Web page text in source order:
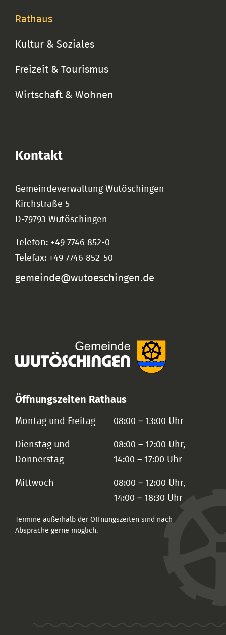
Rathaus
Kultur & Soziales
Freizeit & Tourismus
Wirtschaft & Wohnen
Kontakt
Gemeindeverwaltung Wutöschingen
Kirchstraße 5
D-79793 Wutöschingen
Telefon: +49 7746 852-0
Telefax: +49 7746 852-50
gemeinde@wutoeschingen.de
Öffnungszeiten Rathaus
Montag und Freitag 08:00 – 13:00 Uhr
Dienstag und
Donnerstag
08:00 – 12:00 Uhr,
14:00 – 17:00 Uhr
Mittwoch
08:00 – 12:00 Uhr,
14:00 – 18:30 Uhr
Termine außerhalb der Öffnungszeiten sind nach
Absprache gerne möglich.